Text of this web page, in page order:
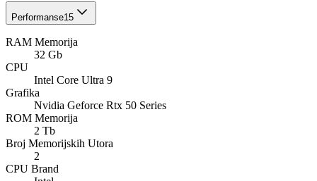
Performanse15
RAM Memorija
32 Gb
CPU
Intel Core Ultra 9
Grafika
Nvidia Geforce Rtx 50 Series
ROM Memorija
2 Tb
Broj Memorijskih Utora
2
CPU Brand